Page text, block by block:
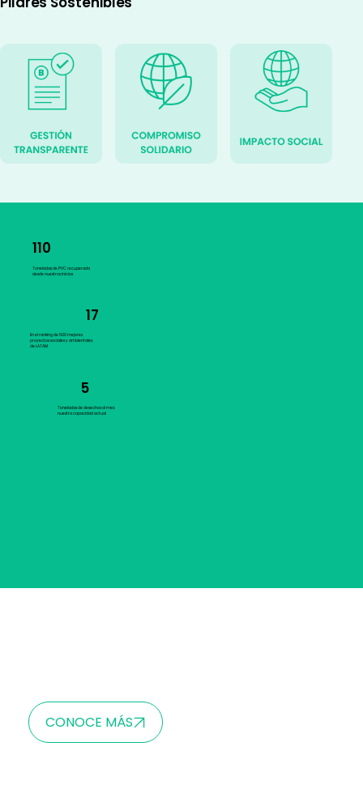
110
Toneladas de PVC recuperada
desde nuestros inicios
17
En el ranking de 500 mejores
proyectos sociales y ambientales
de LATAM
5
Toneladas de desechos al mes:
nuestra capacidad actual
CONOCE MÁS